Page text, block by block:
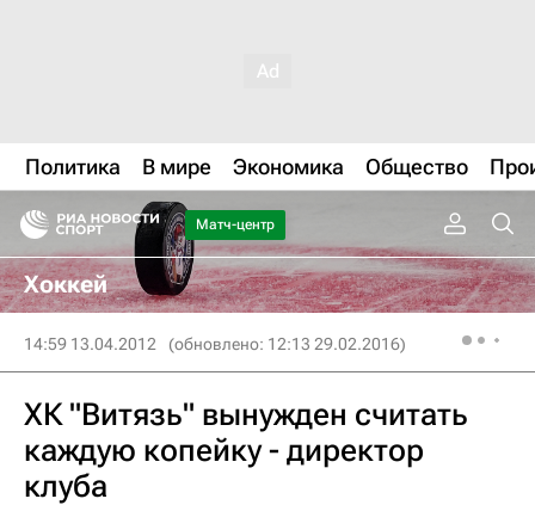
Политика В мире Экономика Общество
Матч-центр
Хоккей
14:59 13.04.2012 (обновлено: 12:13 29.02.2016)
ХК "Витязь" вынужден считать
каждую копейку - директор
клуба